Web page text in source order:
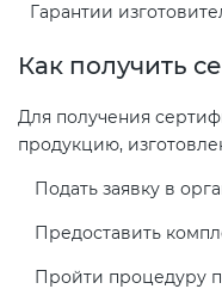
Гарантии
Как получить
Для получения
продукцию,
Подать заявку в
Предоставить
Пройти процедуру